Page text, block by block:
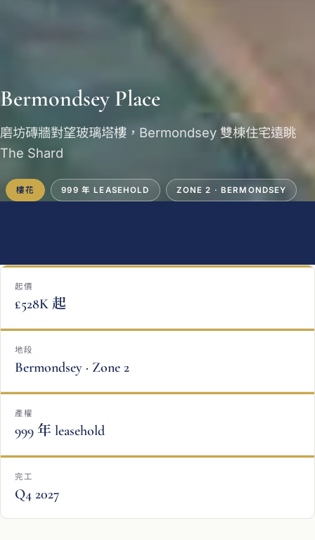
Bermondsey Place
磨坊磚牆對望玻璃塔樓，Bermondsey 雙棟住宅遠眺
The Shard
樓花 999 年 LEASEHOLD ZONE 2 · BERMONDSEY
起價
£528K 起
地段
Bermondsey · Zone 2
產權
999 年 leasehold
完工
Q4 2027